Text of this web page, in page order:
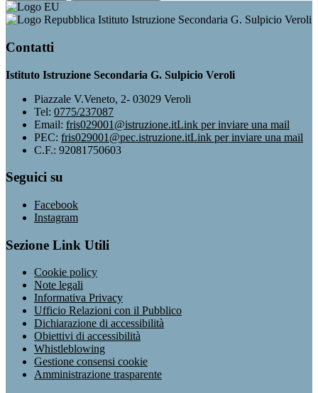
Istituto Istruzione Secondaria G. Sulpicio Veroli
Contatti
Istituto Istruzione Secondaria G. Sulpicio Veroli
Piazzale V.Veneto, 2- 03029 Veroli
Tel: 0775/237087
Email: fris029001@istruzione.itLink per inviare una mail
PEC: fris029001@pec.istruzione.itLink per inviare una mail
C.F.: 92081750603
Seguici su
Facebook
Instagram
Sezione Link Utili
Cookie policy
Note legali
Informativa Privacy
Ufficio Relazioni con il Pubblico
Dichiarazione di accessibilità
Obiettivi di accessibilità
Whistleblowing
Gestione consensi cookie
Amministrazione trasparente